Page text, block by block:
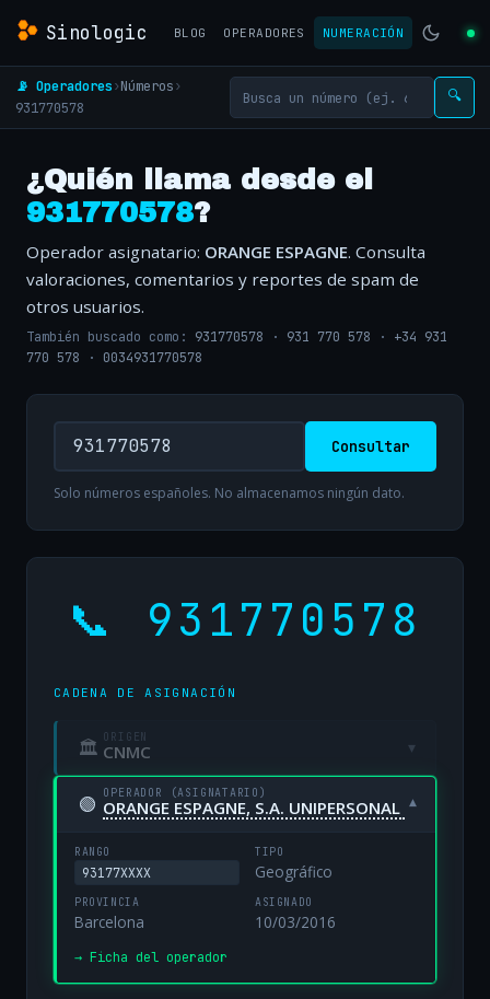
Sinologic BLOG OPERADORES NUMERACIÓN
📡 Operadores›Números›
931770578
🔍
¿Quién llama desde el
931770578?
Operador asignatario: ORANGE ESPAGNE. Consulta
valoraciones, comentarios y reportes de spam de
otros usuarios.
También buscado como: 931770578 · 931 770 578 · +34 931
770 578 · 0034931770578
Consultar
Solo números españoles. No almacenamos ningún dato.
📞 931770578
CADENA DE ASIGNACIÓN
🏛 ORIGEN
CNMC ▾
🟢 OPERADOR (ASIGNATARIO)
ORANGE ESPAGNE, S.A. UNIPERSONAL ▾
RANGO
93177XXXX
TIPO
Geográfico
PROVINCIA
Barcelona
ASIGNADO
10/03/2016
→ Ficha del operador